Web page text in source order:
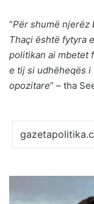
“Për shumë njerëz
Thaçi është fytyra
politikan ai mbetet
e tij si udhëheqës i
opozitare” – tha